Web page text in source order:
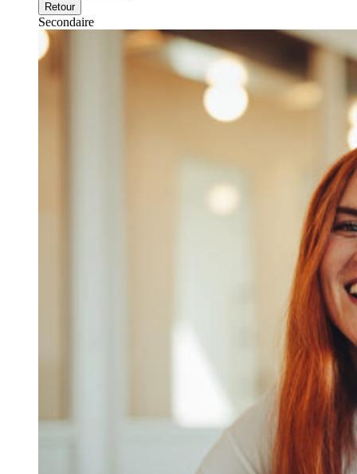
Retour
Secondaire